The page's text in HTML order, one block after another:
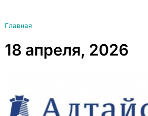
Главная
18 апреля, 2026